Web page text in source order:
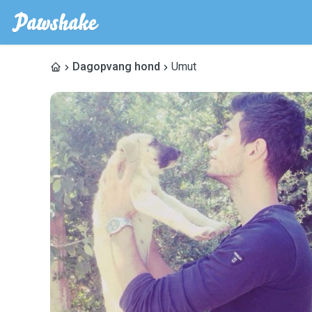
Dagopvang hond Umut